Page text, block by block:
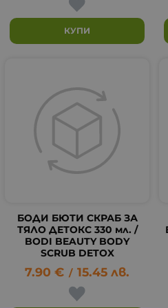
КУПИ
БОДИ БЮТИ СКРАБ ЗА
ТЯЛО ДЕТОКС 330 мл. /
BODI BEAUTY BODY
SCRUB DETOX
7.90 € / 15.45 лв.